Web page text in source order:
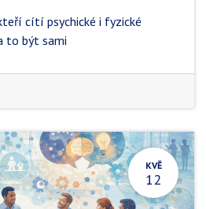
cítí psychické i fyzické
to být sami
KVĚ
12